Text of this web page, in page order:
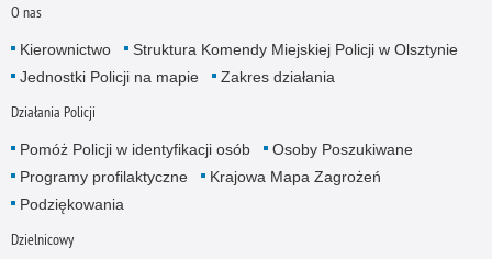
O nas
Kierownictwo
Struktura Komendy Miejskiej Policji w Olsztynie
Jednostki Policji na mapie
Zakres działania
Działania Policji
Pomóż Policji w identyfikacji osób
Osoby Poszukiwane
Programy profilaktyczne
Krajowa Mapa Zagrożeń
Podziękowania
Dzielnicowy